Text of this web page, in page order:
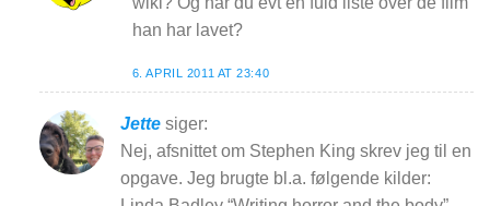
han har lavet?
6. APRIL 2011 AT 23:40
Jette siger:
Nej, afsnittet om Stephen King skrev jeg til en
opgave. Jeg brugte bl.a. følgende kilder: